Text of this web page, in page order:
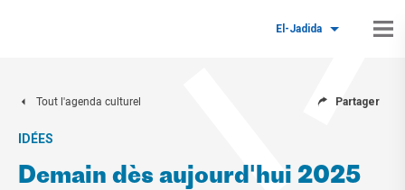
El-Jadida
Tout l'agenda culturel Partager
IDÉES
Demain dès aujourd'hui 2025